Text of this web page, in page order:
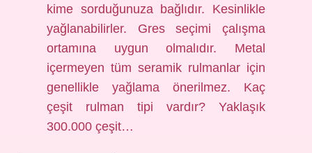
kime sorduğunuza bağlıdır. Kesinlikle
yağlanabilirler. Gres seçimi çalışma
ortamına uygun olmalıdır. Metal
içermeyen tüm seramik rulmanlar için
genellikle yağlama önerilmez. Kaç
çeşit rulman tipi vardır? Yaklaşık
300.000 çeşit…